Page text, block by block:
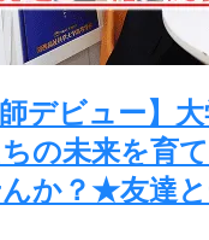
師デビュー】
の未来を育
か？★友達